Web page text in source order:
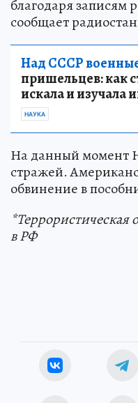
благодаря записям
сообщает
Над СССР
пришельцев: как
искала и изучала
НАУКА
На данный момент
стражей.
обвинение в
*Террористическая
в РФ